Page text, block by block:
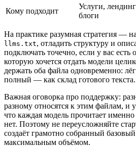
Кому подходит
Услуги,
блоги
На практике разумная стратегия —
llms.txt, отладить структуру и
подключать точечно, если у вас есть
которую хочется отдать модели
держать оба файла одновременно:
полный — как склад готового текста.
Важная оговорка про поддержку:
разному относятся к этим файлам, и
что каждая модель прочитает
нет. Поэтому не переусложняйте
создаёт грамотно собранный
максимальным объёмом.